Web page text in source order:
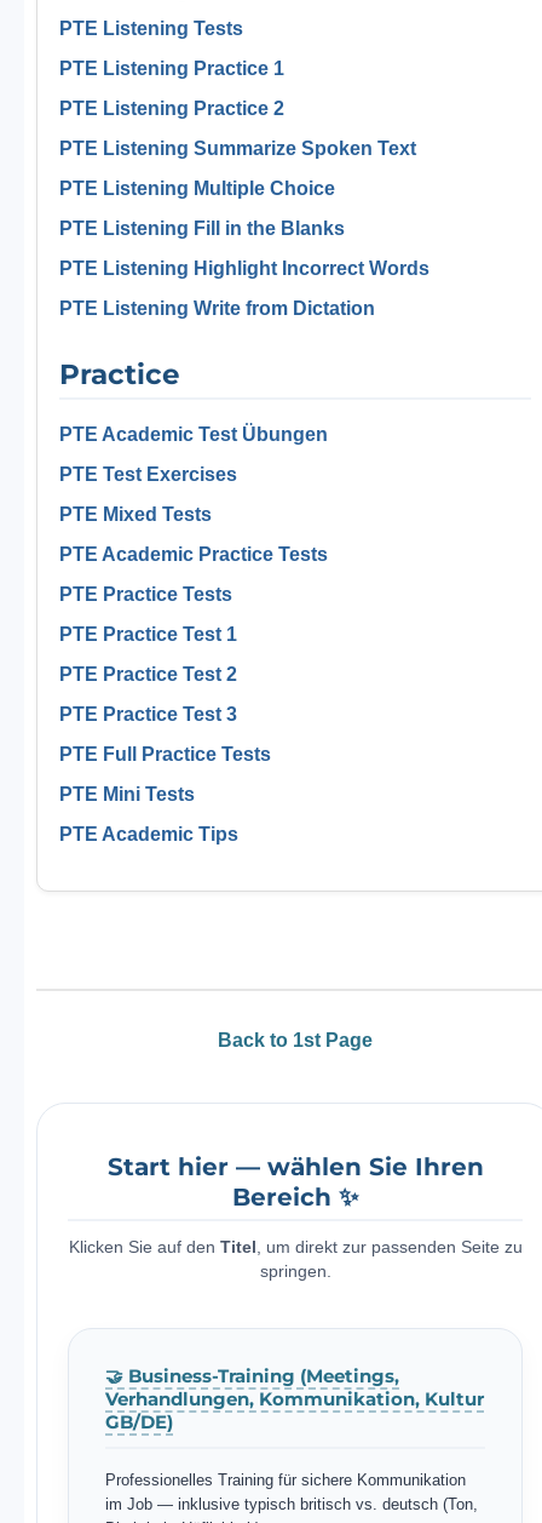
PTE Listening Tests
PTE Listening Practice 1
PTE Listening Practice 2
PTE Listening Summarize Spoken Text
PTE Listening Multiple Choice
PTE Listening Fill in the Blanks
PTE Listening Highlight Incorrect Words
PTE Listening Write from Dictation
Practice
PTE Academic Test Übungen
PTE Test Exercises
PTE Mixed Tests
PTE Academic Practice Tests
PTE Practice Tests
PTE Practice Test 1
PTE Practice Test 2
PTE Practice Test 3
PTE Full Practice Tests
PTE Mini Tests
PTE Academic Tips
Back to 1st Page
Start hier — wählen Sie Ihren
Bereich ✨
Klicken Sie auf den Titel
, um direkt zur passenden Seite zu
springen.
🤝 Business-Training (Meetings,
Verhandlungen, Kommunikation, Kultur
GB/DE)
Professionelles Training für sichere Kommunikation
im Job — inklusive typisch britisch vs. deutsch (Ton,